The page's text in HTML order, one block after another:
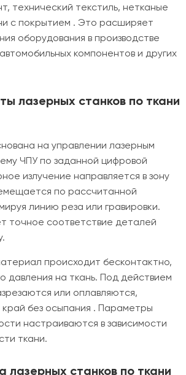
технический текстиль, нетканые
с покрытием . Это расширяет
оборудования в производстве
компонентов и других
лазерных станков по ткани
на управлении лазерным
ЧПУ по заданной цифровой
излучение направляется в зону
по рассчитанной
линию реза или гравировки.
точное соответствие деталей
происходит бесконтактно,
давления на ткань. Под действием
или оплавляются,
без осыпания . Параметры
настраиваются в зависимости
ткани.
лазерных станков по ткани